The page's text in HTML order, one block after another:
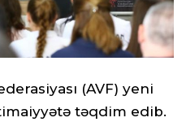
(AVF) yeni
təqdim edib.